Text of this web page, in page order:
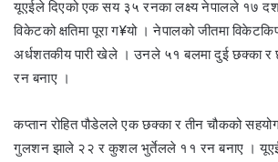
यूएईले दिएको एक सय ३५ रनका लक्ष्य नेपालले १७
विकेटको क्षतिमा पूरा ग¥यो । नेपालको जीतमा
अर्धशतकीय पारी खेले । उनले ५१ बलमा दुई छक्का र
रन बनाए ।
कप्तान रोहित पौडेलले एक छक्का र तीन चौकको
गुलशन झाले २२ र कुशल भुर्तेलले ११ रन बनाए ।